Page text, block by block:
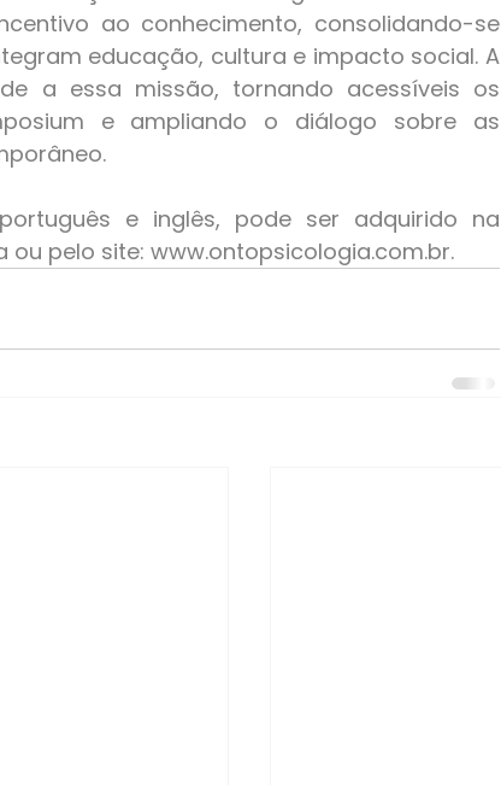
ao conhecimento, consolidando-se
educação, cultura e impacto social. A
a essa missão, tornando acessíveis os
e ampliando o diálogo sobre as
ou pelo site: www.ontopsicologia.com.br.